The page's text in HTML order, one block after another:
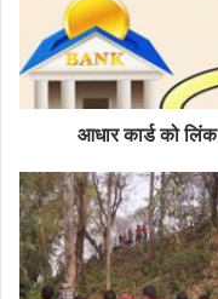
लिं
क
क
अ
भी
ज़
रू
री
आधार कार्ड को
अ
स
म
:
को